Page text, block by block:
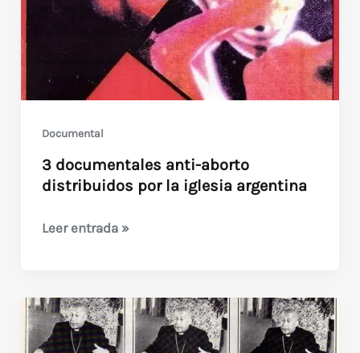
Documental
3 documentales anti-aborto
distribuidos por la iglesia argentina
3
aborto
distribuidos
por
Leer entrada »